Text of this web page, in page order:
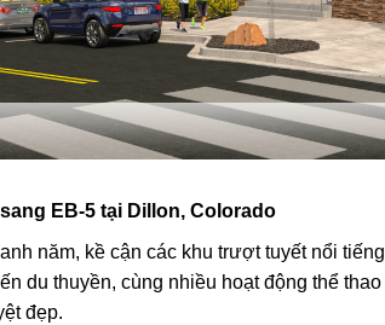
EB-5 tại Dillon, Colorado
năm, kề cận các khu trượt tuyết nổi
du thuyền, cùng nhiều hoạt động thể
đẹp.